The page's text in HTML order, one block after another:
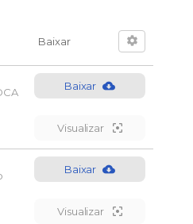
Baixar
Baixar
Visualizar
Baixar
Visualizar